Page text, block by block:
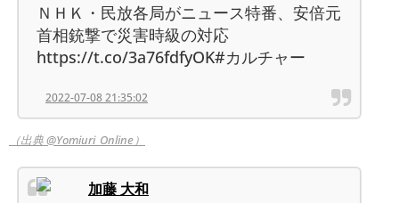
ＮＨＫ・民放各局がニュース特番、安倍元
首相銃撃で災害時級の対応
https://t.co/3a76fdfyOK#カルチャー
2022-07-08 21:35:02
（出典 @Yomiuri_Online）
加藤 大和